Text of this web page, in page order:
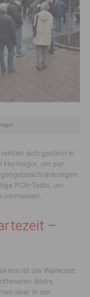
sich gestern in
Hermagor, um per
PCR-Tests, um
vermeiden.
–
ist die Wartezeit.
Alters,
aber in der